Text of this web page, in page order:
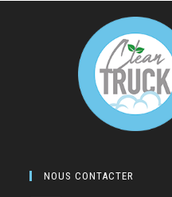
NOUS CONTACTER